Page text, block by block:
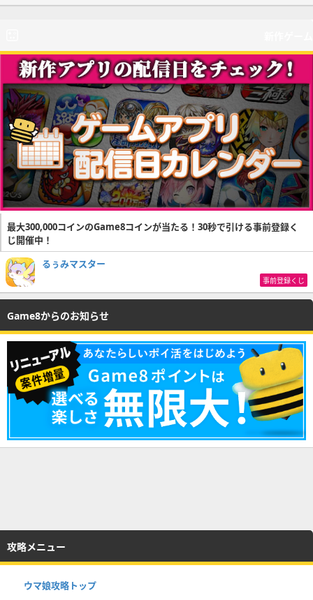
最大300,000コインのGame8コインが当たる！30秒で引ける事前登録く
じ開催中！
るぅみマスター
事前登録くじ
Game8からのお知らせ
攻略メニュー
ウマ娘攻略トップ